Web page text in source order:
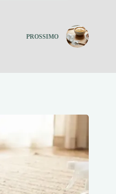
PROSSIMO